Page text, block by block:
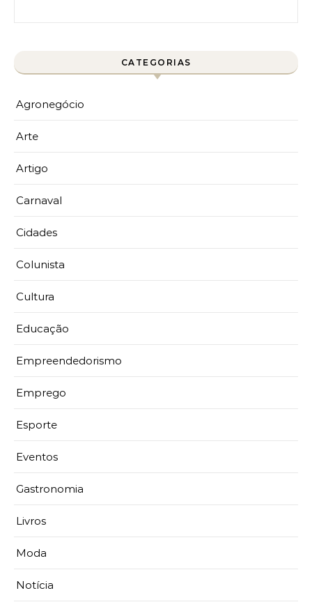
CATEGORIAS
Agronegócio
Arte
Artigo
Carnaval
Cidades
Colunista
Cultura
Educação
Empreendedorismo
Emprego
Esporte
Eventos
Gastronomia
Livros
Moda
Notícia